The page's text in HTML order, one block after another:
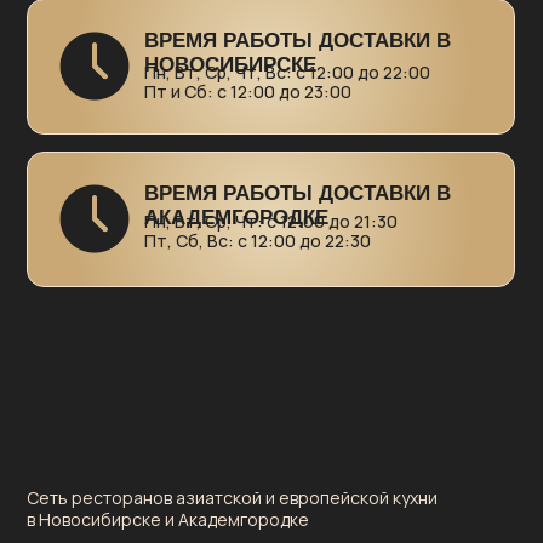
Бизнес-ланч
Контакты и бронь
столов